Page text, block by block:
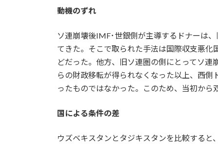
動機のずれ
ソ連崩壊後IMF･世銀側が主導するドナーは
てきた。そこで取られた手法は国際収支悪化
どだった。他方、旧ソ連圏の側にとってソ
らの財政移転が得られなくなった以上、西
ったものではなかった。このため、当初から
国による条件の差
ウズベキスタンとタジキスタンを比較する